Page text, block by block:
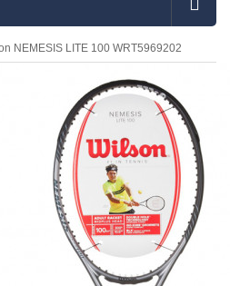
NEMESIS LITE 100 WRT5969202